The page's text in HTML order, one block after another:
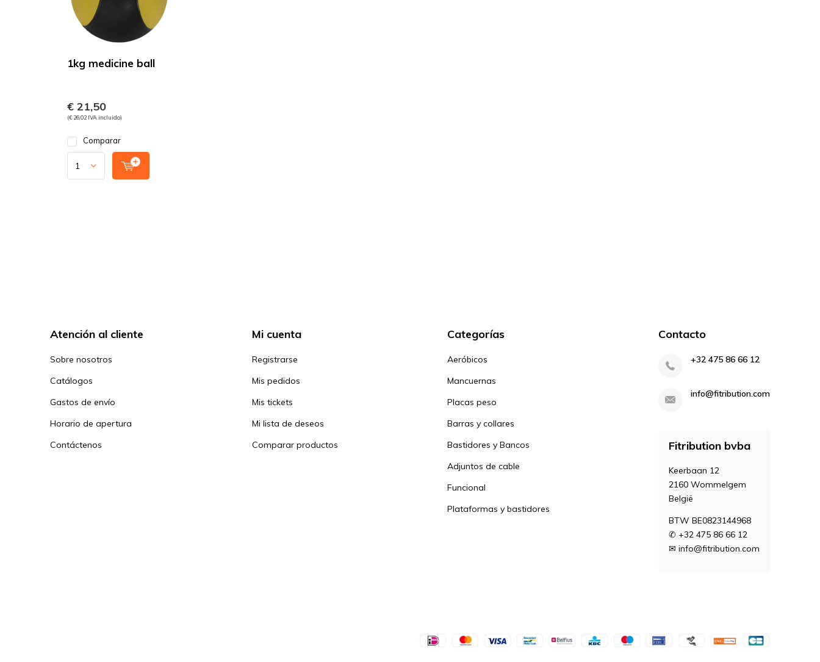
1kg medicine ball
€ 21,50
(€ 26,02 IVA incluido)
Comparar
Atención al cliente
Sobre nosotros
Catálogos
Gastos de envío
Horario de apertura
Contáctenos
Mi cuenta
Registrarse
Mis pedidos
Mis tickets
Mi lista de deseos
Comparar productos
Categorías
Aeróbicos
Mancuernas
Placas peso
Barras y collares
Bastidores y Bancos
Adjuntos de cable
Funcional
Plataformas y bastidores
Contacto
+32 475 86 66 12
info@fitribution.com
Fitribution bvba
Keerbaan 12
2160 Wommelgem
België
BTW BE0823144968
✆ +32 475 86 66 12
✉ info@fitribution.com